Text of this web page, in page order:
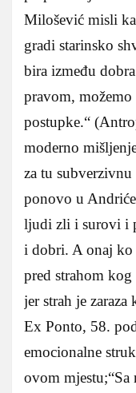
Milošević misli
gradi starinsko
bira između
pravom,
postupke.“
moderno
za tu
ponovo u
ljudi zli i surovi i
i dobri. A onaj ko
pred strahom kog
jer strah je
Ex Ponto, 58.
emocionalne
ovom mjestu;“Sa